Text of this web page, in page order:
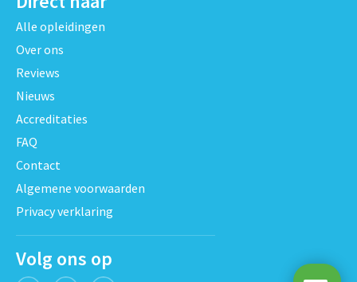
Alle opleidingen
Over ons
Reviews
Nieuws
Accreditaties
FAQ
Contact
Algemene voorwaarden
Privacy verklaring
Volg ons op